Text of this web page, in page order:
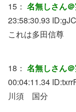
15： 名無しさん
23:58:30.93 ID:
これは多田信尊
18： 名無しさん
00:04:11.34 ID:
川須 国分